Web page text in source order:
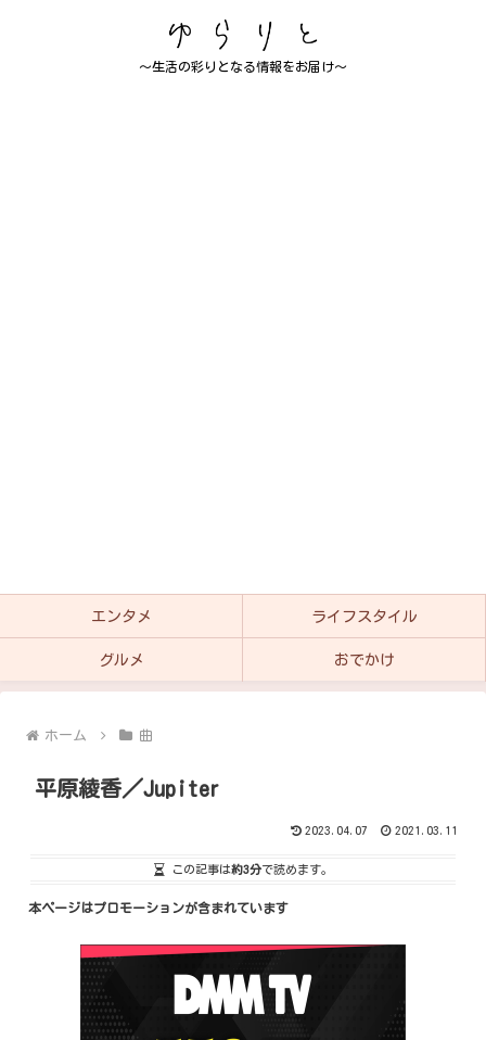
～生活の彩りとなる情報をお届け～
エンタメ ライフスタイル
グルメ おでかけ
ホーム 曲
平原綾香／Jupiter
2023.04.07 2021.03.11
この記事は約3分で読めます。
本ページはプロモーションが含まれています